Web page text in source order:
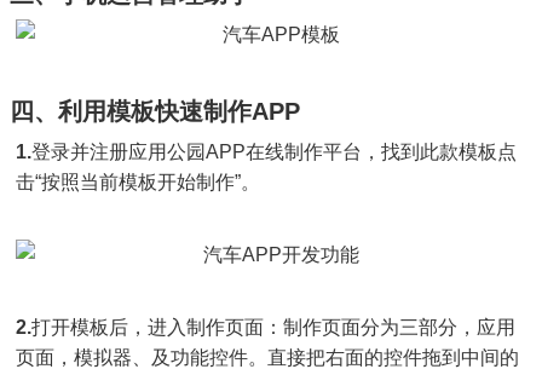
四、利用模板快速制作APP
1.登录并注册应用公园APP在线制作平台，找到此款模板点
击“按照当前模板开始制作”。
2.打开模板后，进入制作页面：制作页面分为三部分，应用
页面，模拟器、及功能控件。直接把右面的控件拖到中间的